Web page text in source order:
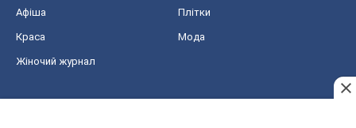
Афіша Плітки
Краса Мода
Жіночий журнал